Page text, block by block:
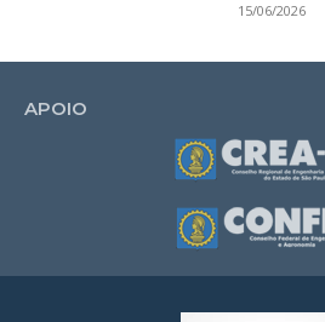
15/06/2026
APOIO